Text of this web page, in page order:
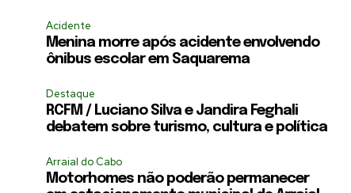
Acidente
Menina morre após acidente envolvendo
ônibus escolar em Saquarema
Destaque
RCFM / Luciano Silva e Jandira Feghali
debatem sobre turismo, cultura e política
Arraial do Cabo
Motorhomes não poderão permanecer